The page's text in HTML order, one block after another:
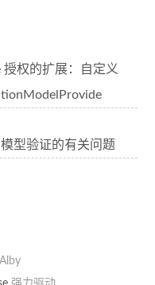
授权的扩展：自定义
型验证的有关问题
Alby